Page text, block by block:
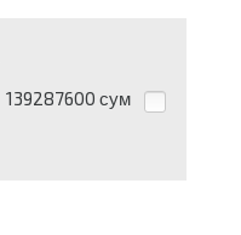
139287600 сум